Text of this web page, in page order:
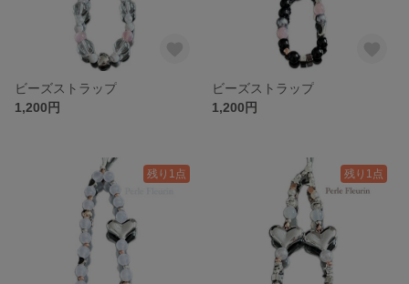
ビーズストラップ
1,200円
ビーズストラップ
1,200円
残り1点 残り1点